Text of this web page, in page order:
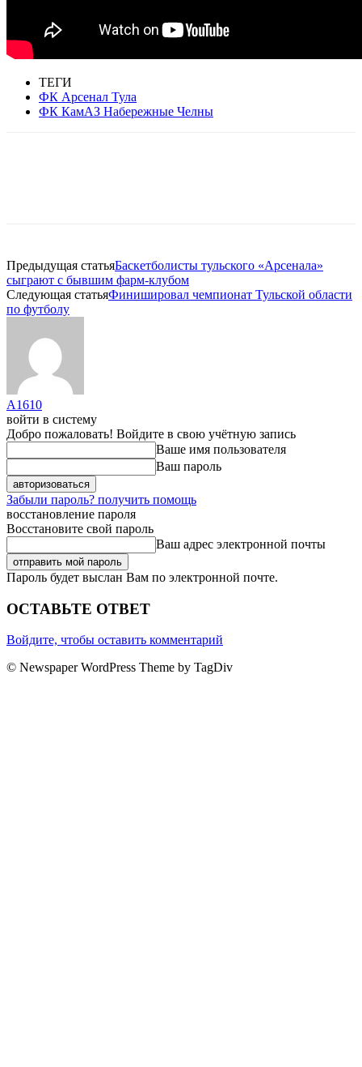
ТЕГИ
ФК Арсенал Тула
ФК КамАЗ Набережные Челны
Предыдущая статьяБаскетболисты тульского «Арсенала»
сыграют с бывшим фарм-клубом
Следующая статьяФинишировал чемпионат Тульской области
по футболу
A1610
войти в систему
Добро пожаловать! Войдите в свою учётную запись
Ваше имя пользователя
Ваш пароль
Забыли пароль? получить помощь
восстановление пароля
Восстановите свой пароль
Ваш адрес электронной почты
Пароль будет выслан Вам по электронной почте.
ОСТАВЬТЕ ОТВЕТ
Войдите, чтобы оставить комментарий
© Newspaper WordPress Theme by TagDiv